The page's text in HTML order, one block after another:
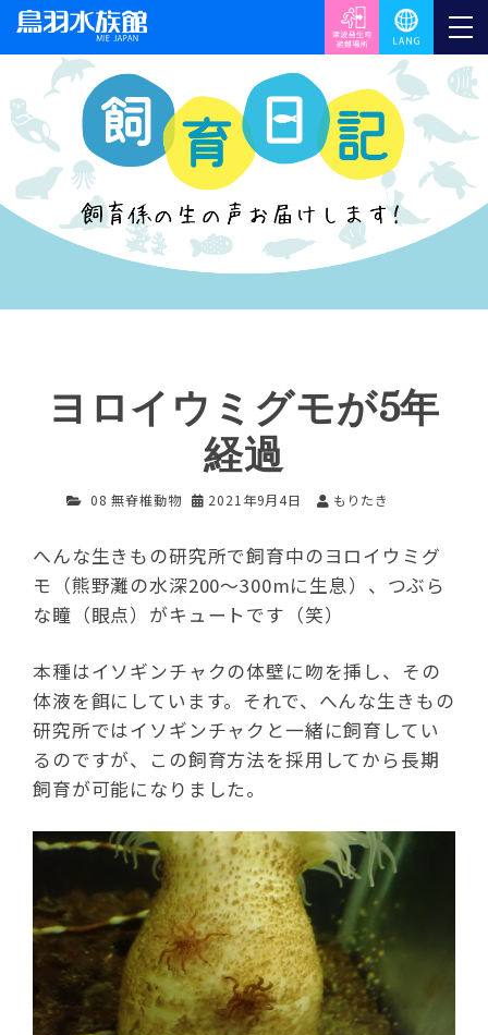
ヨロイウミグモが5年
経過
08 無脊椎動物 2021年9月4日 もりたき
へんな生きもの研究所で飼育中のヨロイウミグ
モ（熊野灘の水深200～300mに生息）、つぶら
な瞳（眼点）がキュートです（笑）
本種はイソギンチャクの体壁に吻を挿し、その
体液を餌にしています。それで、へんな生きもの
研究所ではイソギンチャクと一緒に飼育してい
るのですが、この飼育方法を採用してから長期
飼育が可能になりました。